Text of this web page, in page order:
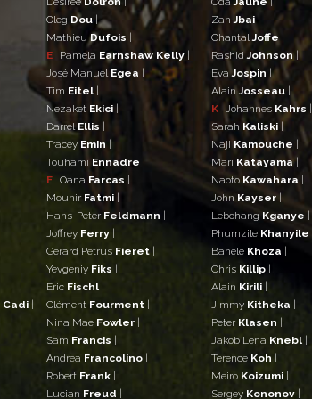
|
Cadi |
Oleg Dou |
MathieuDufois |
E
Pamela Earnshaw Kelly |
José Manuel Egea |
Tim Eitel |
Nezaket Ekici |
Darrel Ellis |
Tracey Emin |
Touhami Ennadre |
F Oana Farcas |
Mounir Fatmi |
Hans-Peter Feldmann |
Joffrey Ferry |
Gérard Petrus Fieret |
Yevgeniy Fiks |
Eric Fischl |
Clément Fourment |
Nina Mae Fowler |
Sam Francis |
Andrea Francolino |
Robert Frank |
Lucian Freud |
Zan Jbai|
Chantal Joffe |
RashidJohnson|
EvaJospin |
AlainJosseau |
K
Johannes Kahrs |
Sarah Kaliski |
Naji Kamouche |
Mari Katayama |
Naoto Kawahara |
John Kayser |
Lebohang Kganye |
Phumzile Khanyile
Banele Khoza |
Chris Killip |
Alain Kirili |
Jimmy Kitheka |
Peter Klasen |
Jakob Lena Knebl |
Terence Koh |
Meiro Koizumi |
Sergey Kononov |